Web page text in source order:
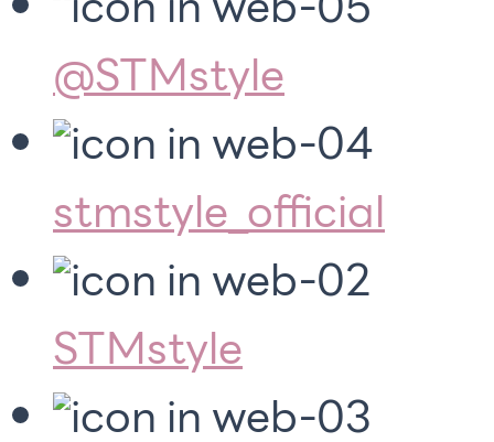
@STMstyle
stmstyle_official
STMstyle